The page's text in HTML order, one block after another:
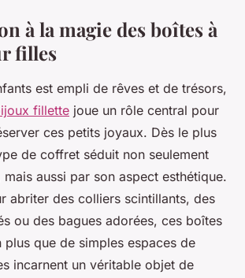
à la magie des boîtes à
filles
est empli de rêves et de trésors,
fillette joue un rôle central pour
ces petits joyaux. Dès le plus
de coffret séduit non seulement
aussi par son aspect esthétique.
abriter des colliers scintillants, des
ou des bagues adorées, ces boîtes
plus que de simples espaces de
incarnent un véritable objet de